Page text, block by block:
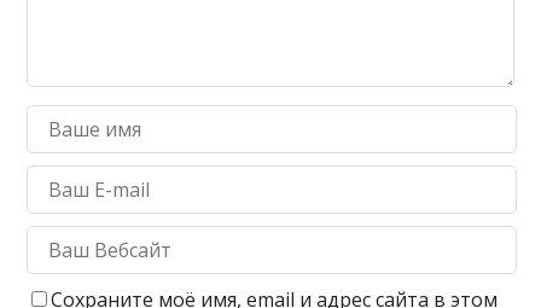
Сохраните моё имя, email и адрес сайта в этом